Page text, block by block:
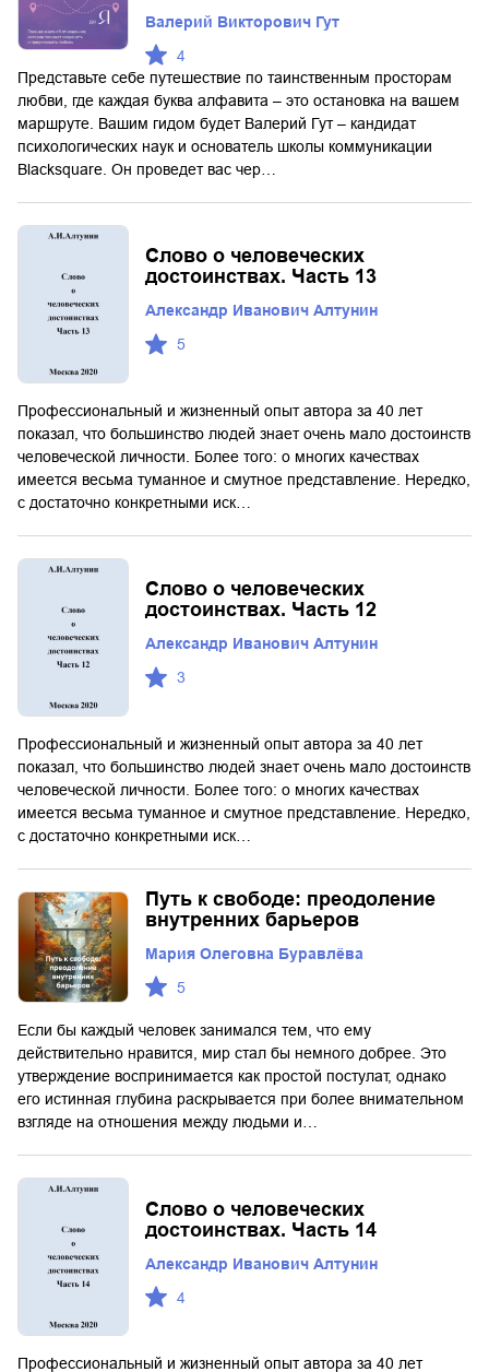
Валерий Викторович Гут
4
Представьте себе путешествие по таинственным просторам
любви, где каждая буква алфавита – это остановка на вашем
маршруте. Вашим гидом будет Валерий Гут – кандидат
психологических наук и основатель школы коммуникации
Blacksquare. Он проведет вас чер…
Слово о человеческих
достоинствах. Часть 13
Александр Иванович Алтунин
5
Профессиональный и жизненный опыт автора за 40 лет
показал, что большинство людей знает очень мало достоинств
человеческой личности. Более того: о многих качествах
имеется весьма туманное и смутное представление. Нередко,
с достаточно конкретными иск…
Слово о человеческих
достоинствах. Часть 12
Александр Иванович Алтунин
3
Профессиональный и жизненный опыт автора за 40 лет
показал, что большинство людей знает очень мало достоинств
человеческой личности. Более того: о многих качествах
имеется весьма туманное и смутное представление. Нередко,
с достаточно конкретными иск…
Путь к свободе: преодоление
внутренних барьеров
Мария Олеговна Буравлёва
5
Если бы каждый человек занимался тем, что ему
действительно нравится, мир стал бы немного добрее. Это
утверждение воспринимается как простой постулат, однако
его истинная глубина раскрывается при более внимательном
взгляде на отношения между людьми и…
Слово о человеческих
достоинствах. Часть 14
Александр Иванович Алтунин
4
Профессиональный и жизненный опыт автора за 40 лет